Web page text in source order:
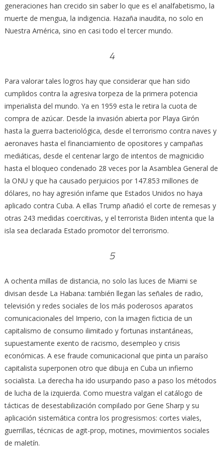
generaciones han crecido sin saber lo que es el analfabetismo, la
muerte de mengua, la indigencia. Hazaña inaudita, no solo en
Nuestra América, sino en casi todo el tercer mundo.
4
Para valorar tales logros hay que considerar que han sido
cumplidos contra la agresiva torpeza de la primera potencia
imperialista del mundo. Ya en 1959 esta le retira la cuota de
compra de azúcar. Desde la invasión abierta por Playa Girón
hasta la guerra bacteriológica, desde el terrorismo contra naves y
aeronaves hasta el financiamiento de opositores y campañas
mediáticas, desde el centenar largo de intentos de magnicidio
hasta el bloqueo condenado 28 veces por la Asamblea General de
la ONU y que ha causado perjuicios por 147.853 millones de
dólares, no hay agresión infame que Estados Unidos no haya
aplicado contra Cuba. A ellas Trump añadió el corte de remesas y
otras 243 medidas coercitivas, y el terrorista Biden intenta que la
isla sea declarada Estado promotor del terrorismo.
5
A ochenta millas de distancia, no solo las luces de Miami se
divisan desde La Habana: también llegan las señales de radio,
televisión y redes sociales de los más poderosos aparatos
comunicacionales del Imperio, con la imagen ficticia de un
capitalismo de consumo ilimitado y fortunas instantáneas,
supuestamente exento de racismo, desempleo y crisis
económicas. A ese fraude comunicacional que pinta un paraíso
capitalista superponen otro que dibuja en Cuba un infierno
socialista. La derecha ha ido usurpando paso a paso los métodos
de lucha de la izquierda. Como muestra valgan el catálogo de
tácticas de desestabilización compilado por Gene Sharp y su
aplicación sistemática contra los progresismos: cortes viales,
guerrillas, técnicas de agit-prop, motines, movimientos sociales
de maletín.